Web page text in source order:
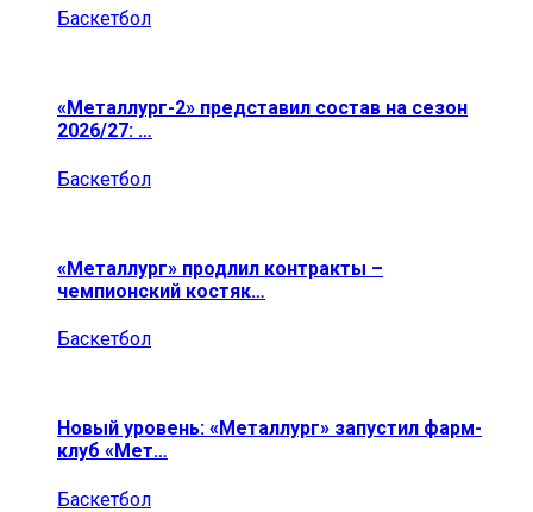
Баскетбол
«Металлург-2» представил состав на сезон
2026/27: …
Баскетбол
«Металлург» продлил контракты –
чемпионский костяк…
Баскетбол
Новый уровень: «Металлург» запустил фарм-
клуб «Мет…
Баскетбол